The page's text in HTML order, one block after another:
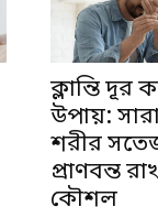
ক্লান্তি দূর
উপায়:
শরীর
প্রাণবন্ত
কৌশল